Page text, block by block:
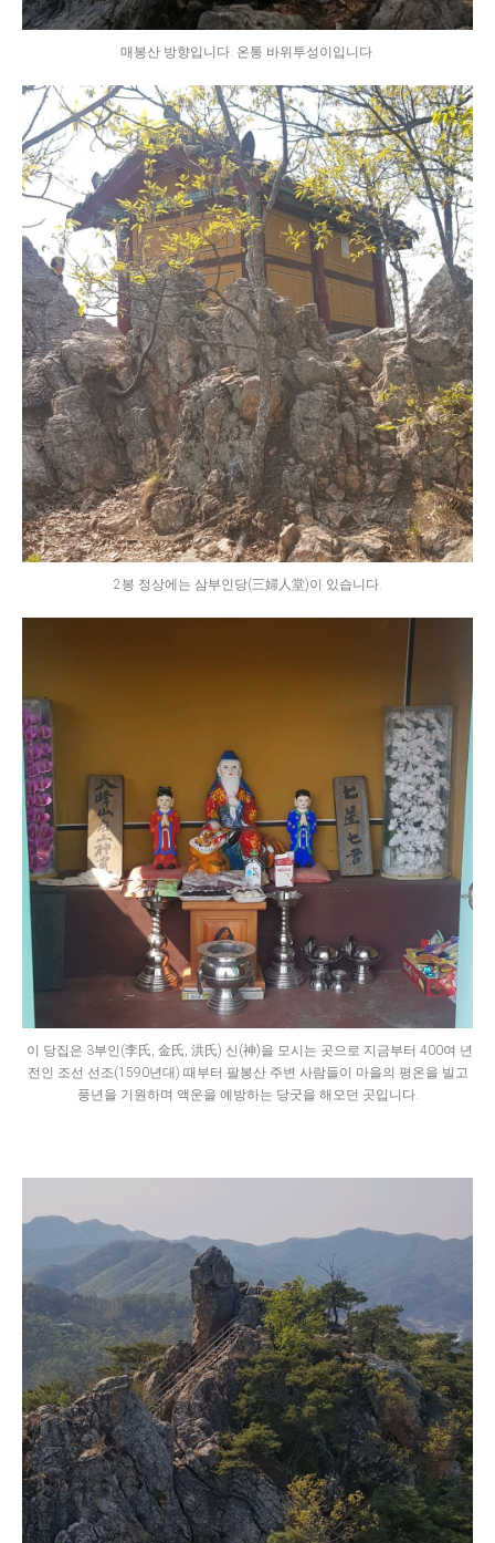
매봉산 방향입니다. 온통 바위투성이입니다.
2봉 정상에는 삼부인당(三婦人堂)이 있습니다.
이 당집은 3부인(李氏, 金氏, 洪氏) 신(神)을 모시는 곳으로 지금부터 400여 년
전인 조선 선조(1590년대) 때부터 팔봉산 주변 사람들이 마을의 평온을 빌고
풍년을 기원하며 액운을 예방하는 당굿을 해오던 곳입니다.